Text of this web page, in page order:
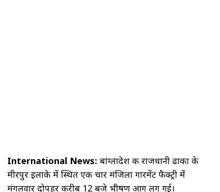
International News: बांग्लादेश की राजधानी ढाका के
मीरपुर इलाके में स्थित एक चार मंजिला गारमेंट फैक्ट्री में
मंगलवार दोपहर करीब 12 बजे भीषण आग लग गई।